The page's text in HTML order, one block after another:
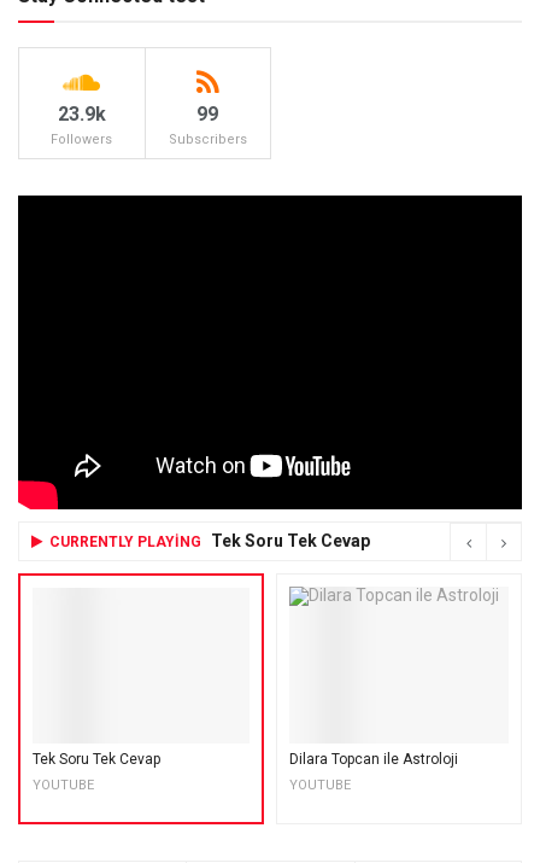
23.9k
Followers
99
Subscribers
CURRENTLY PLAYING Tek Soru Tek Cevap
Tek Soru Tek Cevap
YOUTUBE
Dilara Topcan ile Astroloji
YOUTUBE